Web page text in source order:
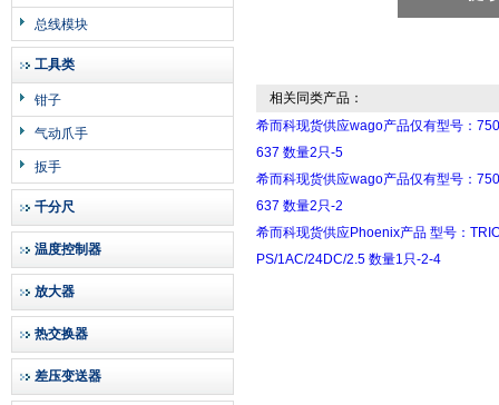
总线模块
工具类
钳子
气动爪手
扳手
千分尺
温度控制器
放大器
热交换器
差压变送器
相关同类产品：
希而科现货供应wago产品仅有型号：
637 数量2只-5
希而科现货供应wago产品仅有型号：
637 数量2只-2
希而科现货供应Phoenix产品 型号：
PS/1AC/24DC/2.5 数量1只-2-4